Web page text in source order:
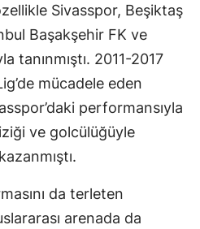
Sivasspor, Beşiktaş
Başakşehir FK ve
tanınmıştı. 2011-2017
mücadele eden
performansıyla
ve golcülüğüyle
da terleten
arenada da